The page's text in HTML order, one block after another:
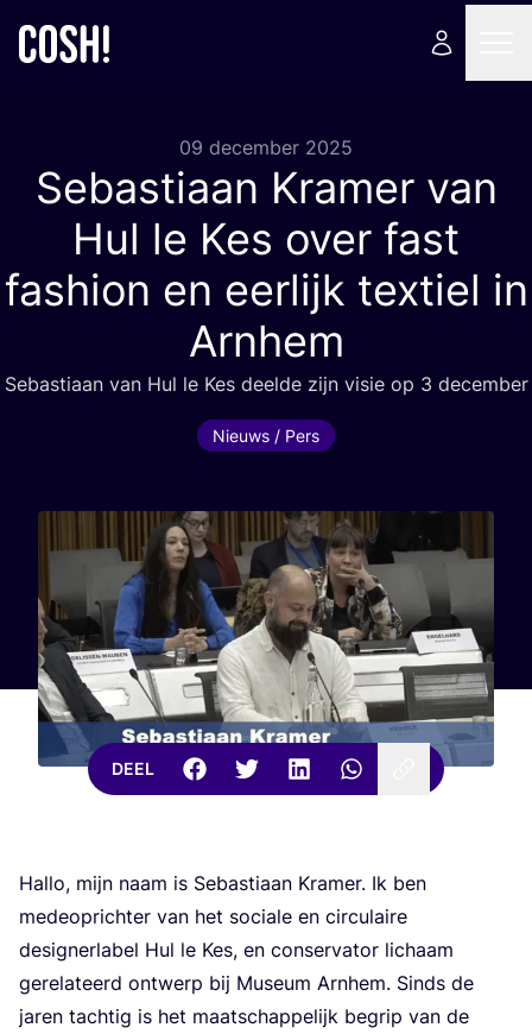
09 december 2025
Sebastiaan Kramer van
Hul le Kes over fast
fashion en eerlijk textiel in
Arnhem
Sebas­ti­aan van Hul le Kes deel­de zijn visie op 3 december
Nieuws / Pers
DEEL
Hal­lo, mijn naam is Sebas­ti­aan Kra­mer. Ik ben
mede­op­rich­ter van het soci­a­le en cir­cu­lai­re
desig­ner­la­bel Hul le Kes, en con­ser­va­tor lichaam
gere­la­teerd ont­werp bij Muse­um Arn­hem. Sinds de
jaren tach­tig is het maat­schap­pe­lijk begrip van de